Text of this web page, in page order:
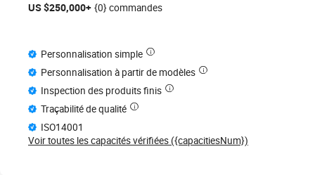
US $250,000+ {0} commandes
Personnalisation simple
Personnalisation à partir de modèles
Inspection des produits finis
Traçabilité de qualité
ISO14001
Voir toutes les capacités vérifiées ({capacitiesNum})